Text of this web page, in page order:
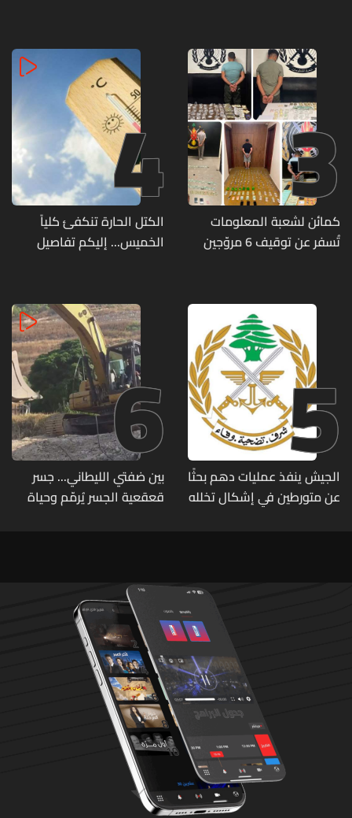
3
كمائن لشعبة المعلومات
تُسفر عن توقيف 6 مروّجين
4
الكتل الحارة تنكفئ كلياً
الخميس... إليكم تفاصيل
5
الجيش ينفذ عمليات دهم بحثًا
عن متورطين في إشكال تخلله
6
بين ضفتي الليطاني... جسر
قعقعية الجسر يُرمّم وحياة